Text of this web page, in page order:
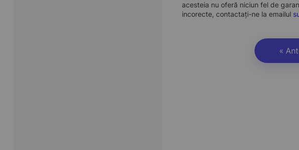
acesteia nu oferă niciun fel de
incorecte, contactați-ne la emailul
«